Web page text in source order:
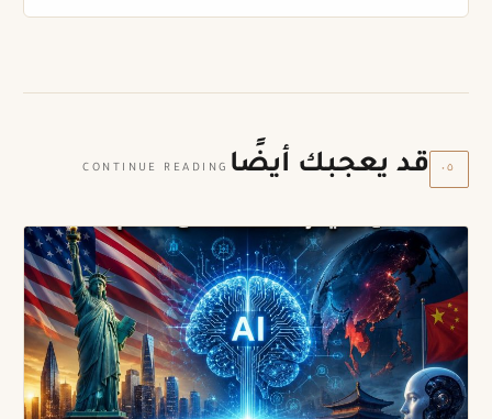
٠٥ قد يعجبك أيضًا CONTINUE READING